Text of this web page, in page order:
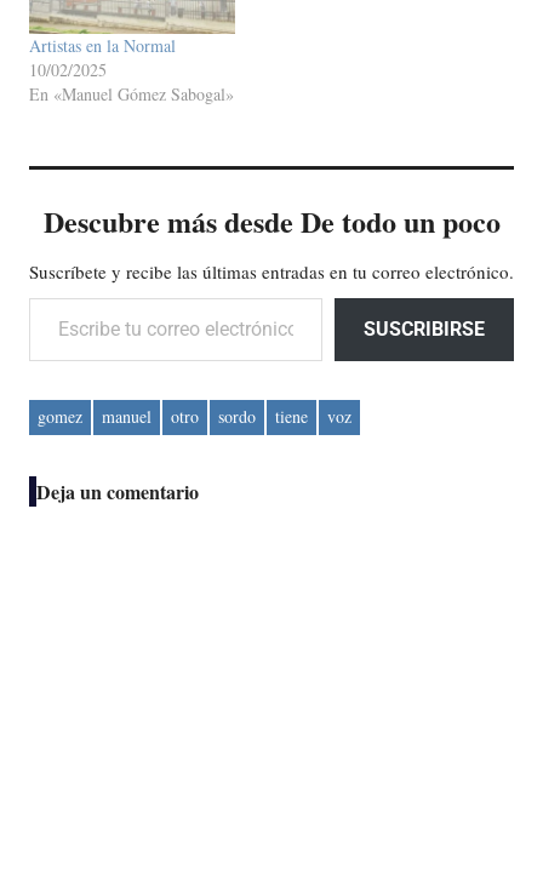
Artistas en la Normal
10/02/2025
En «Manuel Gómez Sabogal»
Descubre más desde De todo un poco
Suscríbete y recibe las últimas entradas en tu correo electrónico.
Escribe tu correo electrónico…
SUSCRIBIRSE
gomez manuel otro sordo tiene voz
Deja un comentario